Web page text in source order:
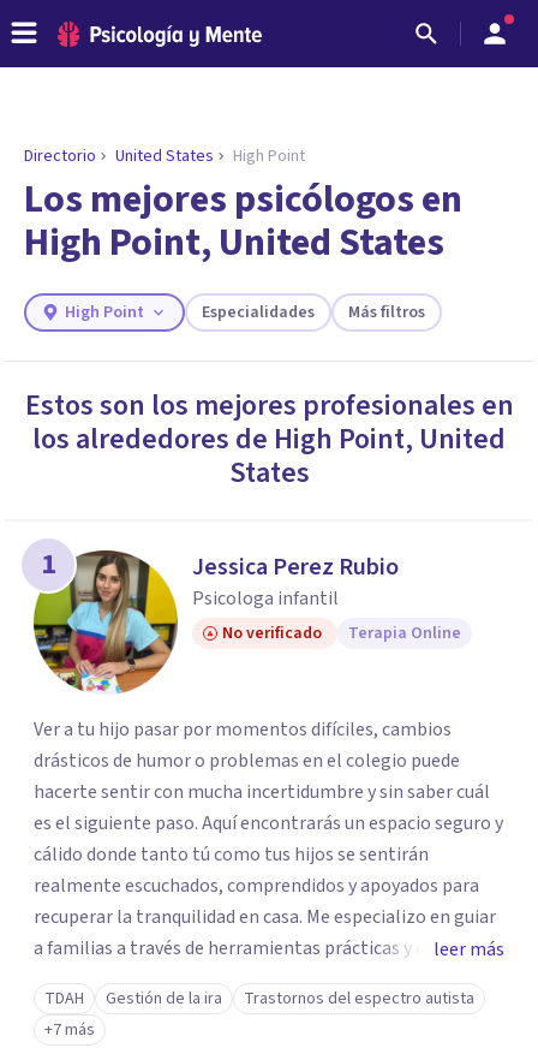
ENCONTRAR MI TERAPEUTA
¿Necesitas ayuda para encontrar el
psicólogo adecuado?
Responde a unas breves preguntas y te ofreceremos
necesidades.
Directorio United States High Point
Los mejores psicólogos en
High Point, United States
High Point Especialidades Más filtros
Estos son los mejores profesionales en
los alrededores de High Point, United
States
1 Jessica Perez Rubio
Psicologa infantil
No verificado Terapia Online
Ver a tu hijo pasar por momentos difíciles, cambios
drásticos de humor o problemas en el colegio puede
hacerte sentir con mucha incertidumbre y sin saber cuál
es el siguiente paso. Aquí encontrarás un espacio seguro y
cálido donde tanto tú como tus hijos se sentirán
realmente escuchados, comprendidos y apoyados para
recuperar la tranquilidad en casa. Me especializo en guiar
a familias a través de herramientas prácticas y dinámicas
adaptadas a la edad de cada menor, dejando de lado las
etiquetas y los tecnicismos. Mi forma de trabajar se
centra en entender las emociones que hay detrás del
leer más
TDAH Gestión de la ira
Trastornos del espectro autista
+7 más